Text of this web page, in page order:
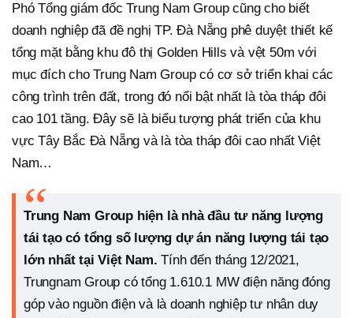
Phó Tổng giám đốc Trung Nam Group cũng cho biết
doanh nghiệp đã đề nghị TP. Đà Nẵng phê duyệt thiết kế
tổng mặt bằng khu đô thị Golden Hills và vệt 50m với
mục đích cho Trung Nam Group có cơ sở triển khai các
công trình trên đất, trong đó nổi bật nhất là tòa tháp đôi
cao 101 tầng. Đây sẽ là biểu tượng phát triển của khu
vực Tây Bắc Đà Nẵng và là tòa tháp đôi cao nhất Việt
Nam…
Trung Nam Group hiện là nhà đầu tư năng lượng
tái tạo có tổng số lượng dự án năng lượng tái tạo
lớn nhất tại Việt Nam.Tính đến tháng 12/2021,
Trungnam Group có tổng 1.610.1 MW điện năng đóng
góp vào nguồn điện và là doanh nghiệp tư nhân duy